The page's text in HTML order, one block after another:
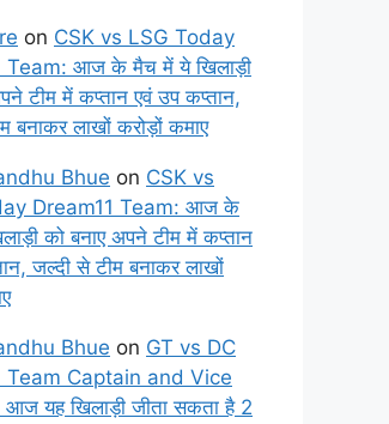
on CSK vs LSG Today
Team: आज के मैच में ये खिलाड़ी
टीम में कप्तान एवं उप कप्तान,
बनाकर लाखों करोड़ों कमाए
Bhue on CSK vs
Dream11 Team: आज के
को बनाए अपने टीम में कप्तान
जल्दी से टीम बनाकर लाखों
Bhue on GT vs DC
Team Captain and Vice
यह खिलाड़ी जीता सकता है 2